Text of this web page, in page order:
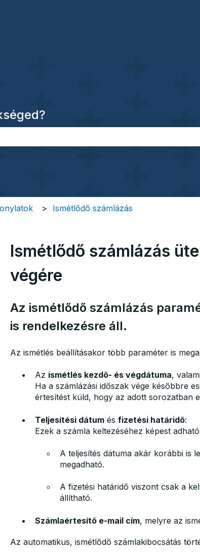
Ismétlődő számlázás
Ismétlődő számlázás
végére
Az ismétlődő számlázás
is rendelkezésre áll.
Az ismétlés beállításakor több paraméter is
Az ismétlés kezdő- és végdátuma,
Ha a számlázási időszak vége későbbre
értesítést küld, hogy az adott sorozatban
Teljesítési dátumés fizetési határidő:
Ezek a számla keltezéséhez képest
A teljesítés dátuma akár korábbi is
megadható.
A fizetési határidő viszont csak a
állítható.
Számlaértesítő e-mail cím, melyre az
Az automatikus, ismétlődő számlakibocsátás